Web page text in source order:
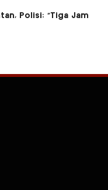
Polisi: “Tiga Jam